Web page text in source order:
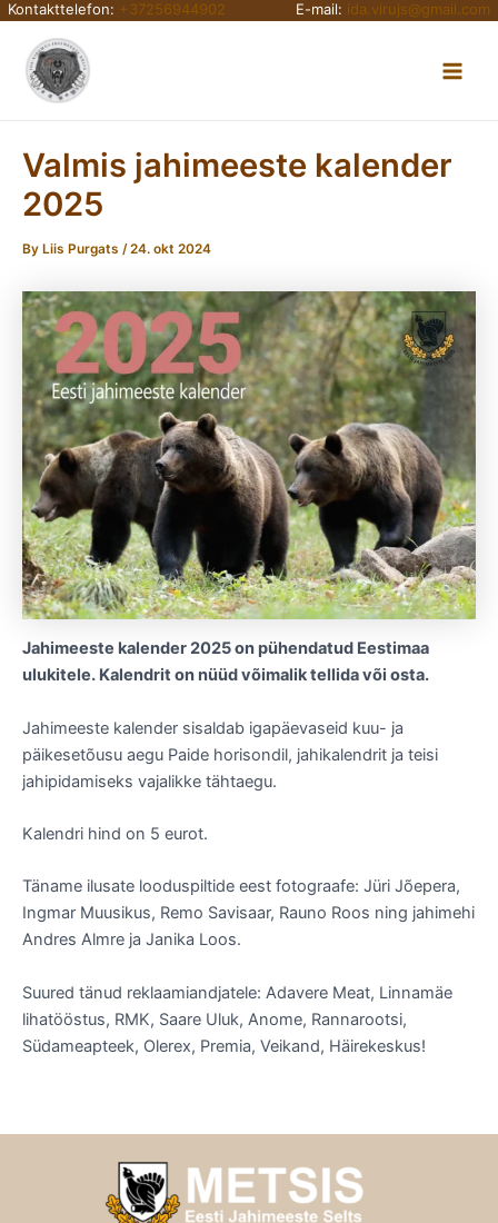
Skip
content
Kontakttelefon: +37256944902 E-mail: ida.virujs@gmail.com
Valmis jahimeeste kalender
2025
By Liis Purgats /24. okt 2024
Jahimeeste kalender 2025 on pühendatud Eestimaa
ulukitele. Kalendrit on nüüd võimalik tellida või osta.
Jahimeeste kalender sisaldab igapäevaseid kuu- ja
päikesetõusu aegu Paide horisondil, jahikalendrit ja teisi
jahipidamiseks vajalikke tähtaegu.
Kalendri hind on 5 eurot.
Täname ilusate looduspiltide eest fotograafe: Jüri Jõepera,
Ingmar Muusikus, Remo Savisaar, Rauno Roos ning jahimehi
Andres Almre ja Janika Loos.
Suured tänud reklaamiandjatele: Adavere Meat, Linnamäe
lihatööstus, RMK, Saare Uluk, Anome, Rannarootsi,
Südameapteek, Olerex, Premia, Veikand, Häirekeskus!